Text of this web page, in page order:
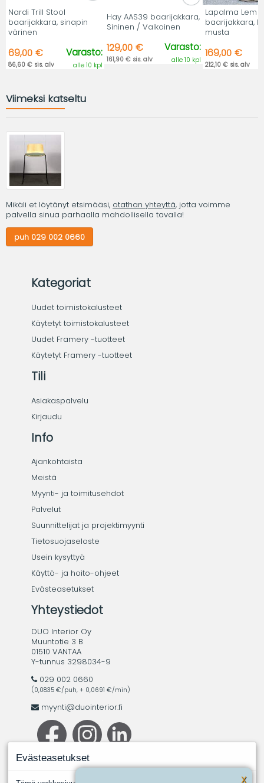
Nardi Trill Stool
baarijakkara, sinapin
värinen
69,00 €
86,60 € sis. alv
Varasto:
alle 10 kpl
Hay AAS39 baarijakkara,
Sininen / Valkoinen
129,00 €
161,90 € sis. alv
Varasto:
alle 10 kpl
Lapalma Lem
baarijakkara,
musta
169,00 €
212,10 € sis. alv
Viimeksi katseltu
Mikäli et löytänyt etsimääsi, otathan yhteyttä, jotta voimme
palvella sinua parhaalla mahdollisella tavalla!
puh 029 002 0660
Kategoriat
Uudet toimistokalusteet
Käytetyt toimistokalusteet
Uudet Framery -tuotteet
Käytetyt Framery -tuotteet
Tili
Asiakaspalvelu
Kirjaudu
Info
Ajankohtaista
Meistä
Myynti- ja toimitusehdot
Palvelut
Suunnittelijat ja projektimyynti
Tietosuojaseloste
Usein kysyttyä
Käyttö- ja hoito-ohjeet
Evästeasetukset
Yhteystiedot
DUO Interior Oy
Muuntotie 3 B
01510 VANTAA
Y-tunnus 3298034-9
029 002 0660
(0,0835 €/puh, + 0,0691 €/min)
myynti@duointerior.fi
X
Evästeasetukset